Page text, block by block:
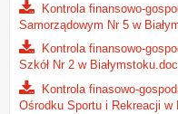
Kontrola finansowo-
Samorządowym Nr 5 w
Kontrola finansowo-
Szkół Nr 2 w Białymstoku.doc
Kontrola finasowo-
Ośrodku Sportu i Rekreacji w